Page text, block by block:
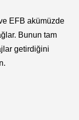
EFB akümüzde
Bunun tam
getirdiğini